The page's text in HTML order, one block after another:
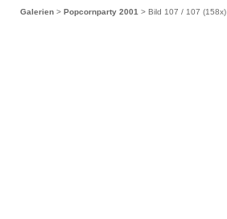
Galerien > Popcornparty 2001 > Bild 107 / 107 (158x)